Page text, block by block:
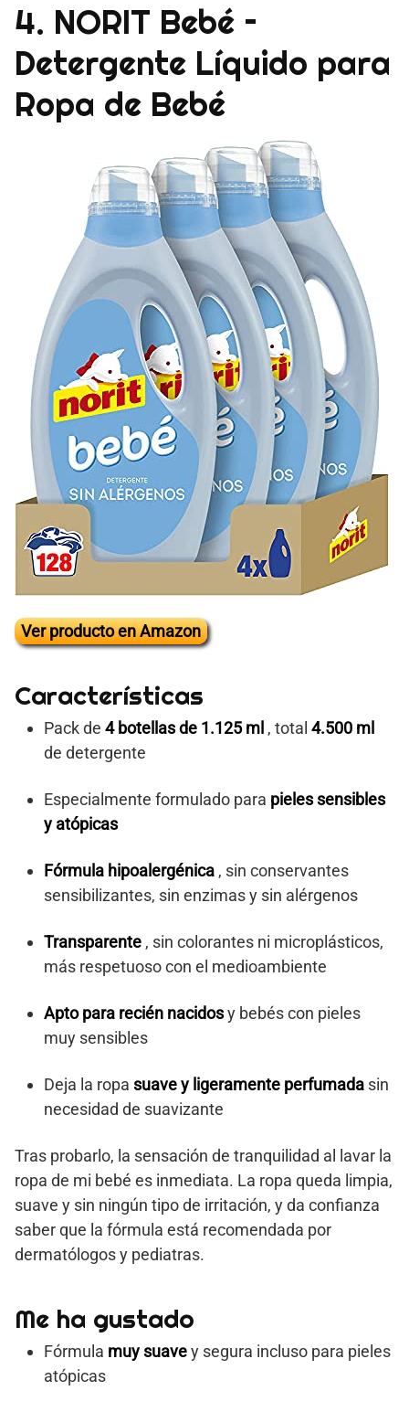
4. NORIT Bebé –
Detergente Líquido para
Ropa de Bebé
Ver producto en Amazon
Características
Pack de 4 botellas de 1.125 ml , total 4.500 ml
de detergente
Especialmente formulado para pieles sensibles
y atópicas
Fórmula hipoalergénica , sin conservantes
sensibilizantes, sin enzimas y sin alérgenos
Transparente , sin colorantes ni microplásticos,
más respetuoso con el medioambiente
Apto para recién nacidosy bebés con pieles
muy sensibles
Deja la ropa suave y ligeramente perfumada sin
necesidad de suavizante
Tras probarlo, la sensación de tranquilidad al lavar la
ropa de mi bebé es inmediata. La ropa queda limpia,
suave y sin ningún tipo de irritación, y da confianza
saber que la fórmula está recomendada por
dermatólogos y pediatras.
Me ha gustado
Fórmula muy suavey segura incluso para pieles
atópicas